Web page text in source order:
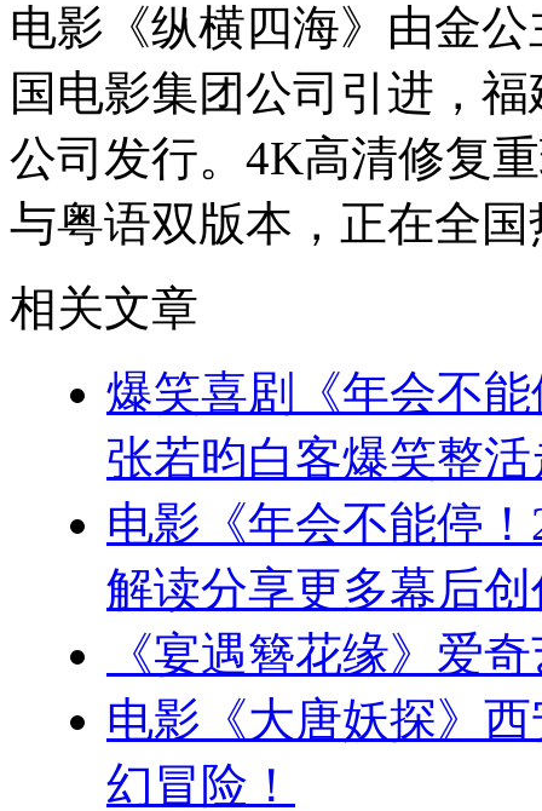
电影《纵横四海》由金
国电影集团公司引进，
公司发行。4K高清修复
与粤语双版本，正在全
相关文章
爆笑喜剧《年会不
张若昀白客爆笑整
电影《年会不能停
解读分享更多幕后创
《宴遇簪花缘》爱
电影《大唐妖探》
幻冒险！